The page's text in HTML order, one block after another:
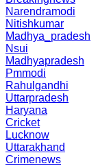
Narendramodi
Nitishkumar
Madhya_pradesh
Nsui
Madhyapradesh
Pmmodi
Rahulgandhi
Uttarpradesh
Haryana
Cricket
Lucknow
Uttarakhand
Crimenews